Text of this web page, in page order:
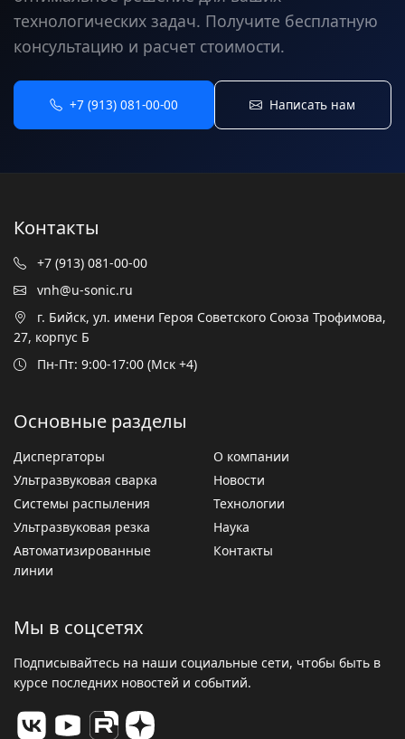
технологических задач. Получите бесплатную
консультацию и расчет стоимости.
+7 (913) 081-00-00 Написать нам
Контакты
+7 (913) 081-00-00
vnh@u-sonic.ru
г. Бийск, ул. имени Героя Советского Союза Трофимова,
27, корпус Б
Пн-Пт: 9:00-17:00 (Мск +4)
Основные разделы
Диспергаторы
Ультразвуковая сварка
Системы распыления
Ультразвуковая резка
Автоматизированные
линии
О компании
Новости
Технологии
Наука
Контакты
Мы в соцсетях
Подписывайтесь на наши социальные сети, чтобы быть в
курсе последних новостей и событий.